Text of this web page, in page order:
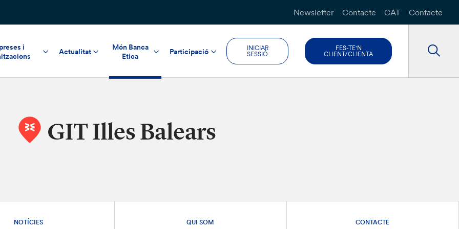
Newsletter Contacte CAT Contacte
i
Actualitat
Món Banca
Etica
Participació
INICIAR
SESSIÓ
FES-TE'N
CLIENT/CLIENTA
GIT Illes Balears
NOTÍCIES QUI SOM CONTACTE